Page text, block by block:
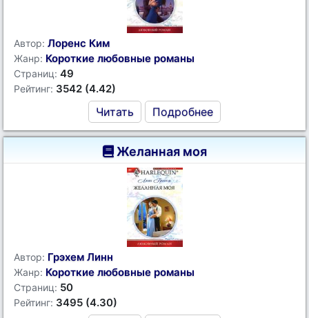
Автор: Лоренс Ким
Жанр: Короткие любовные романы
Страниц: 49
Рейтинг: 3542 (4.42)
Читать Подробнее
Желанная моя
Автор: Грэхем Линн
Жанр: Короткие любовные романы
Страниц: 50
Рейтинг: 3495 (4.30)